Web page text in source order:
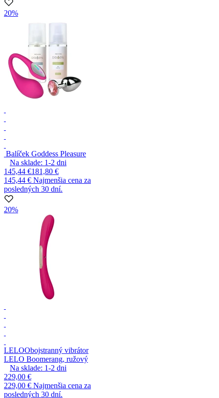
20%
Balíček Goddess Pleasure
Na sklade: 1-2 dni
145,44 €181,80 €
145,44 € Najmenšia cena za
posledných 30 dní.
20%
LELOObojstranný vibrátor
LELO Boomerang, ružový
Na sklade: 1-2 dni
229,00 €
229,00 € Najmenšia cena za
posledných 30 dní.